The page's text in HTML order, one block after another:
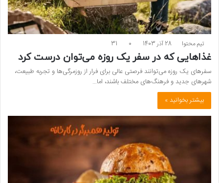
تیم محتوا 28 آذر 1403 0
31
غذاهایی که در سفر یک روزه می‌توان درست کرد
سفرهای یک روزه می‌توانند فرصتی عالی برای فرار از روزمرگی‌ها و تجربه طبیعت،
شهرهای جدید و فرهنگ‌های مختلف باشند، اما…
بیشتر بخوانید »